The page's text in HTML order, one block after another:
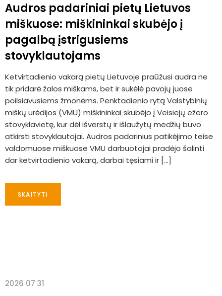
Audros padariniai pietų Lietuvos
miškuose: miškininkai skubėjo į
pagalbą įstrigusiems
stovyklautojams
Ketvirtadienio vakarą pietų Lietuvoje praūžusi audra ne
tik pridarė žalos miškams, bet ir sukėlė pavojų juose
poilsiavusiems žmonėms. Penktadienio rytą Valstybinių
miškų urėdijos (VMU) miškininkai skubėjo į Veisiejų ežero
stovyklavietę, kur dėl išverstų ir išlaužytų medžių buvo
atkirsti stovyklautojai. Audros padarinius patikėjimo teise
valdomuose miškuose VMU darbuotojai pradėjo šalinti
dar ketvirtadienio vakarą, darbai tęsiami ir […]
SKAITYTI
2026 07 31